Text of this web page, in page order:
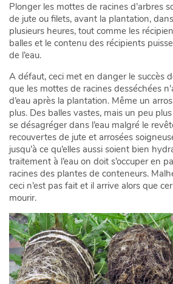
Plonger les mottes de racines d’arbres
de jute ou filets, avant la plantation,
plusieurs heures, tout comme les
balles et le contenu des récipients
de l’eau.
A défaut, ceci met en danger le succès
que les mottes de racines desséchées
d’eau après la plantation. Même un
plus. Des balles vastes, mais un peu
se désagréger dans l’eau malgré le
recouvertes de jute et arrosées
jusqu’à ce qu’elles aussi soient bien
traitement à l’eau on doit s’occuper en
racines des plantes de conteneurs.
ceci n’est pas fait et il arrive alors que
mourir.